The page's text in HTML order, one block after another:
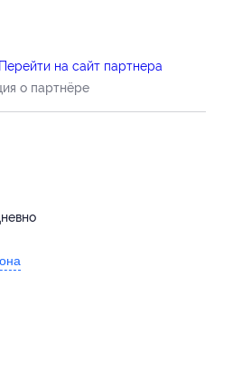
Перейти на сайт партнера
о партнёре